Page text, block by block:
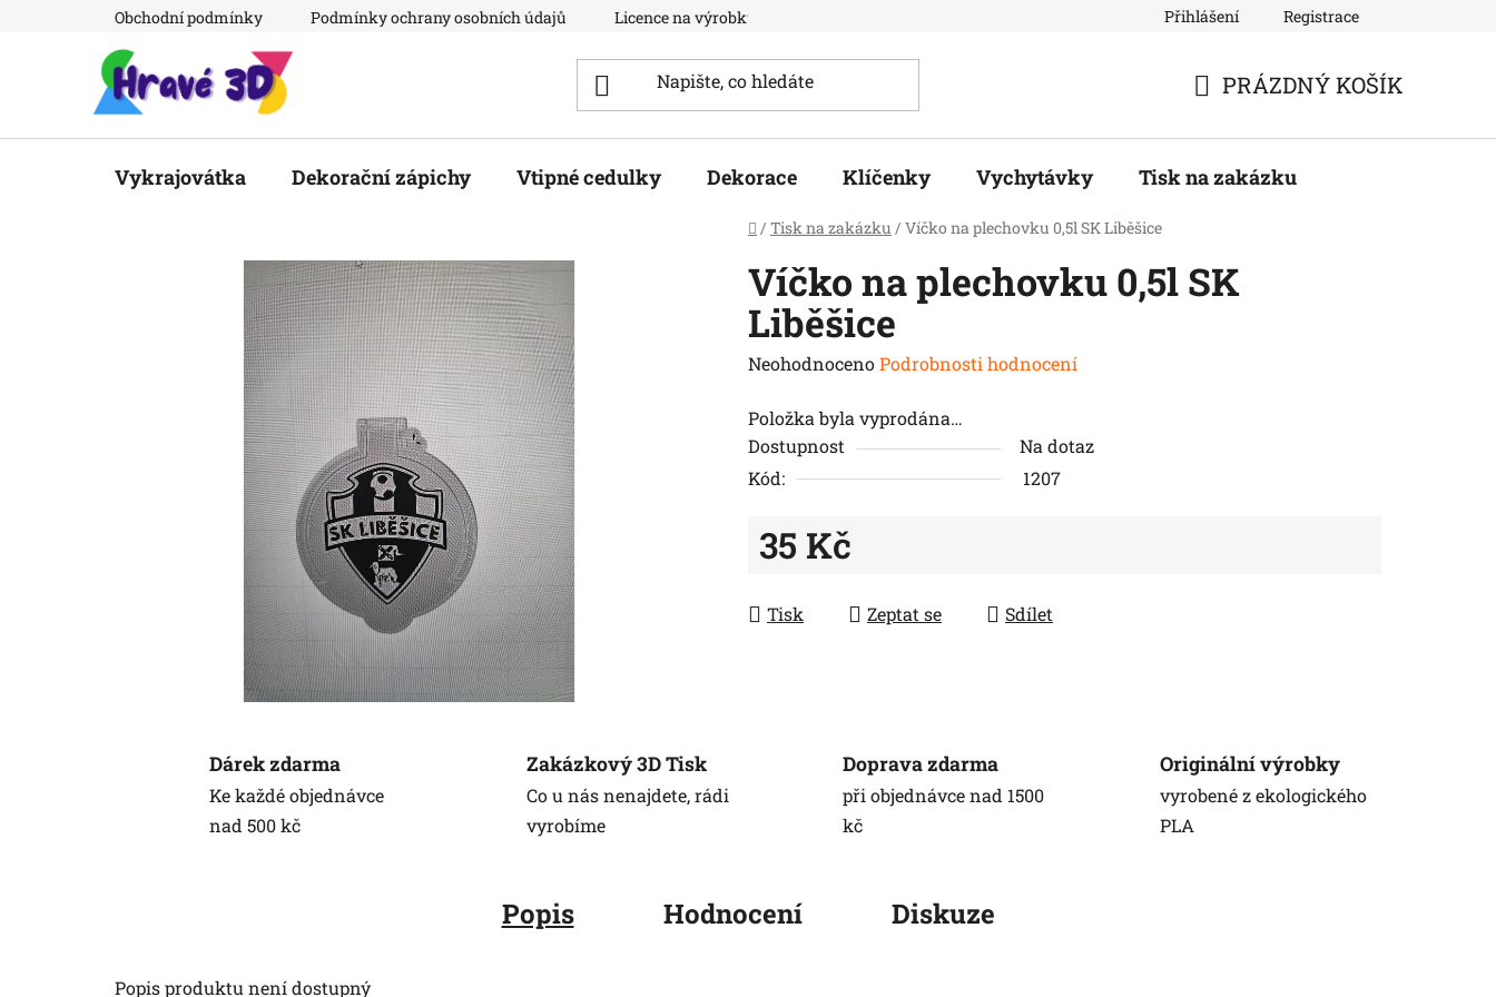
Obchodní podmínky Podmínky ochrany osobních údajů Licence na výrobky Přihlášení Registrace
KOŠÍK
PRÁZDNÝ KOŠÍK
Vykrajovátka Dekorační zápichy Vtipné cedulky Dekorace Klíčenky Vychytávky Tisk na zakázku
Domů
/ Tisk na zakázku / Víčko na plechovku 0,5l SK Liběšice
Víčko na plechovku 0,5l SK
Liběšice
Průměrné
produktu
je
0,0
NeohodnocenoPodrobnosti hodnocení
Položka byla vyprodána…
Dostupnost
Na dotaz
Kód:
1207
35 Kč
Tisk
Zeptat se Sdílet
Dárek zdarma
Ke každé objednávce
nad 500 kč
Zakázkový 3D Tisk
Co u nás nenajdete, rádi
vyrobíme
Doprava zdarma
při objednávce nad 1500
kč
Originální výrobky
vyrobené z ekologického
PLA
Popis Hodnocení Diskuze
Popis produktu není dostupný